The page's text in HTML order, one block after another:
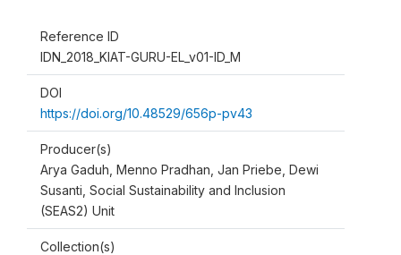
Reference ID
IDN_2018_KIAT-GURU-EL_v01-ID_M
DOI
https://doi.org/10.48529/656p-pv43
Producer(s)
Arya Gaduh, Menno Pradhan, Jan Priebe, Dewi
Susanti, Social Sustainability and Inclusion
(SEAS2) Unit
Collection(s)